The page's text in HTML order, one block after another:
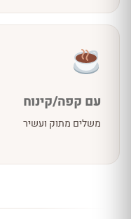
עם קפה/קינוח
משלים מתוק ועשיר